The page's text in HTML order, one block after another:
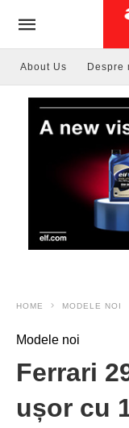
About Us Despre
HOME MODELE NOI
Modele noi
Ferrari
ușor cu